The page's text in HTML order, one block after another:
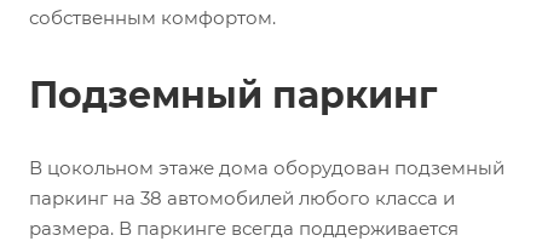
собственным комфортом.
Подземный паркинг
В цокольном этаже дома оборудован подземный
паркинг на 38 автомобилей любого класса и
размера. В паркинге всегда поддерживается